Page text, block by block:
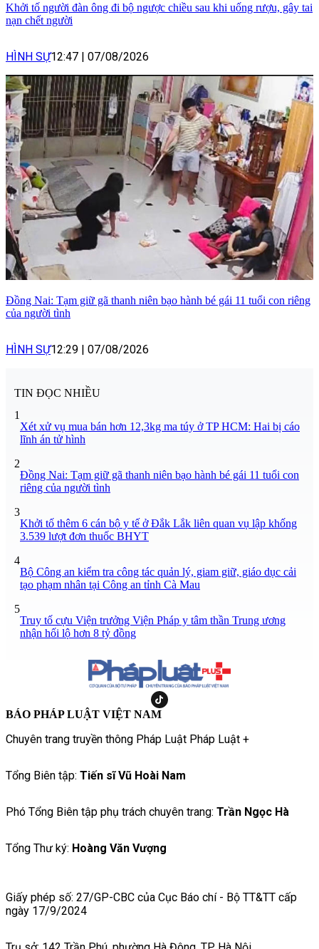
Khởi tố người đàn ông đi bộ ngược chiều sau khi uống rượu, gây tai
nạn chết người
HÌNH SỰ12:47 07/08/2026
Đồng Nai: Tạm giữ gã thanh niên bạo hành bé gái 11 tuổi con riêng
của người tình
HÌNH SỰ12:29 07/08/2026
TIN ĐỌC NHIỀU
1
Xét xử vụ mua bán hơn 12,3kg ma túy ở TP HCM: Hai bị cáo
lĩnh án tử hình
2
Đồng Nai: Tạm giữ gã thanh niên bạo hành bé gái 11 tuổi con
riêng của người tình
3
Khởi tố thêm 6 cán bộ y tế ở Đắk Lắk liên quan vụ lập khống
3.539 lượt đơn thuốc BHYT
4
Bộ Công an kiểm tra công tác quản lý, giam giữ, giáo dục cải
tạo phạm nhân tại Công an tỉnh Cà Mau
5
Truy tố cựu Viện trưởng Viện Pháp y tâm thần Trung ương
nhận hối lộ hơn 8 tỷ đồng
BÁO PHÁP LUẬT VIỆT NAM
Chuyên trang truyền thông Pháp Luật Pháp Luật +
Tổng Biên tập: Tiến sĩ Vũ Hoài Nam
Phó Tổng Biên tập phụ trách chuyên trang: Trần Ngọc Hà
Tổng Thư ký: Hoàng Văn Vượng
Giấy phép số: 27/GP-CBC của Cục Báo chí - Bộ TT&TT cấp
ngày 17/9/2024